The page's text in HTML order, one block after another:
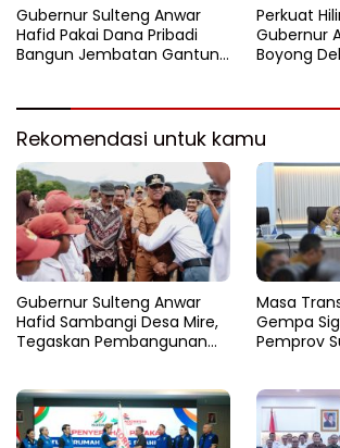
Persen
Nasional
Gubernur Sulteng Anwar
Hafid Pakai Dana Pribadi
Bangun Jembatan Gantung
Perkuat
Gubernur
Boyong
Rekomendasi untuk kamu
Gubernur Sulteng Anwar
Hafid Sambangi Desa Mire,
Tegaskan Pembangunan
Masa
Gempa
Pemprov